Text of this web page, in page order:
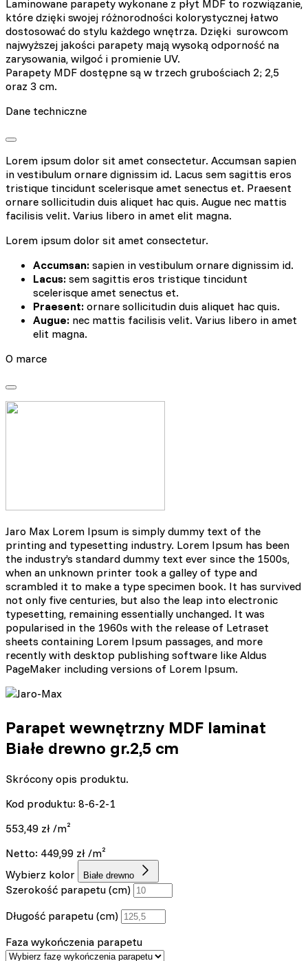
Laminowane parapety wykonane z płyt MDF to rozwiązanie,
które dzięki swojej różnorodności kolorystycznej łatwo
dostosować do stylu każdego wnętrza. Dzięki surowcom
najwyższej jakości parapety mają wysoką odporność na
zarysowania, wilgoć i promienie UV.
Parapety MDF dostępne są w trzech grubościach 2; 2,5
oraz 3 cm.
Dane techniczne
Lorem ipsum dolor sit amet consectetur. Accumsan sapien
in vestibulum ornare dignissim id. Lacus sem sagittis eros
tristique tincidunt scelerisque amet senectus et. Praesent
ornare sollicitudin duis aliquet hac quis. Augue nec mattis
facilisis velit. Varius libero in amet elit magna.
Lorem ipsum dolor sit amet consectetur.
Accumsan: sapien in vestibulum ornare dignissim id.
Lacus: sem sagittis eros tristique tincidunt
scelerisque amet senectus et.
Praesent: ornare sollicitudin duis aliquet hac quis.
Augue: nec mattis facilisis velit. Varius libero in amet
elit magna.
O marce
Jaro Max Lorem Ipsum is simply dummy text of the
printing and typesetting industry. Lorem Ipsum has been
the industry’s standard dummy text ever since the 1500s,
when an unknown printer took a galley of type and
scrambled it to make a type specimen book. It has survived
not only five centuries, but also the leap into electronic
typesetting, remaining essentially unchanged. It was
popularised in the 1960s with the release of Letraset
sheets containing Lorem Ipsum passages, and more
recently with desktop publishing software like Aldus
PageMaker including versions of Lorem Ipsum.
Parapet wewnętrzny MDF laminat
Białe drewno gr.2,5 cm
Skrócony opis produktu.
Kod produktu: 8-6-2-1
553,49 zł /m²
Netto: 449,99 zł /m²
Wybierz kolor
Białe drewno
Szerokość parapetu (cm)
Długość parapetu (cm)
Faza wykończenia parapetu